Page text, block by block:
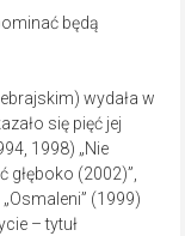
wydała w
się pięć jej
1998) „Nie
głęboko (2002)”,
(1999)
– tytuł